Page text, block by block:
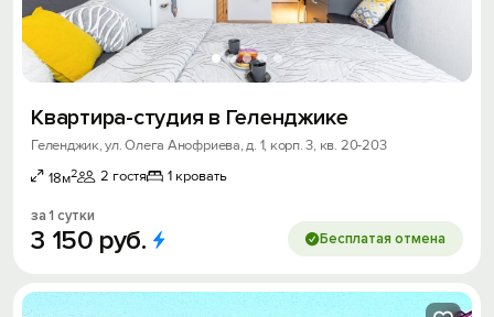
Квартира-студия в Геленджике
Геленджик, ул. Олега Анофриева, д. 1, корп. 3, кв. 20-203
18м2 2 гостя 1 кровать
за 1 сутки
3 150 руб. Бесплатая отмена